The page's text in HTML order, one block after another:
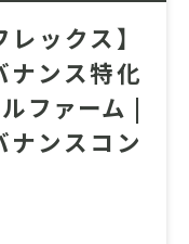
ックス】
ナンス特化
ファーム |
ナンスコン